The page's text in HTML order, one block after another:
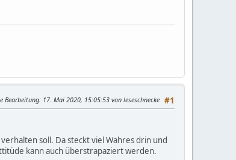
#1
Bearbeitung: 17. Mai 2020, 15:05:53 von leseschnecke
soll. Da steckt viel Wahres drin und
kann auch überstrapaziert werden.